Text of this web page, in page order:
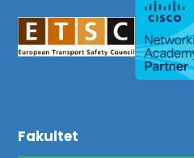
Fakultet